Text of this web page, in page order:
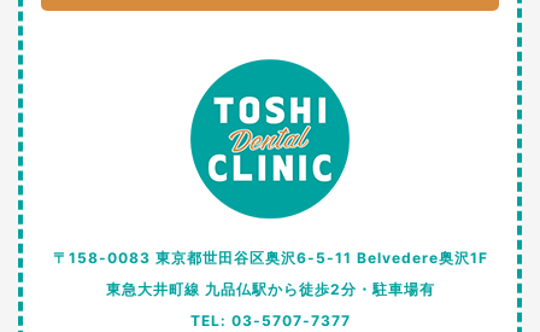
〒158-0083 東京都世田谷区奥沢6-5-11 Belvedere奥沢1F
東急大井町線 九品仏駅から徒歩2分・駐車場有
TEL: 03-5707-7377